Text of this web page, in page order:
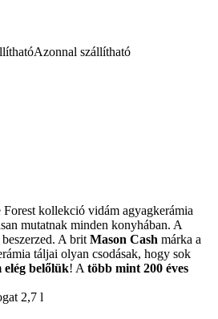
Azonnal szállítható
kollekció vidám agyagkerámia
mutatnak minden konyhában. A
A brit Mason Cash márka a
táljai olyan csodásak, hogy sok
elég belőlük! A több mint 200 éves
2,7 l